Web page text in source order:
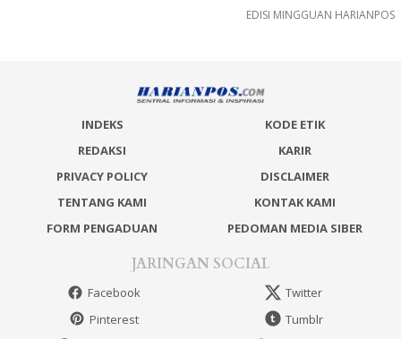
EDISI MINGGUAN HARIANPOS
INDEKS
KODE ETIK
REDAKSI
KARIR
PRIVACY POLICY
DISCLAIMER
TENTANG KAMI
KONTAK KAMI
FORM PENGADUAN
PEDOMAN MEDIA SIBER
JARINGAN SOCIAL
Facebook
Twitter
Pinterest
Tumblr